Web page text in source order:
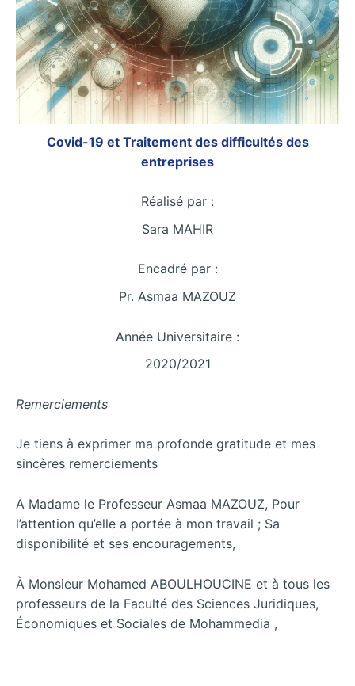
Covid-19 et Traitement des difficultés des
entreprises
Réalisé par :
Sara MAHIR
Encadré par :
Pr. Asmaa MAZOUZ
Année Universitaire :
2020/2021
Remerciements
Je tiens à exprimer ma profonde gratitude et mes
sincères remerciements
A Madame le Professeur Asmaa MAZOUZ, Pour
l’attention qu’elle a portée à mon travail ; Sa
disponibilité et ses encouragements,
À Monsieur Mohamed ABOULHOUCINE et à tous les
professeurs de la Faculté des Sciences Juridiques,
Économiques et Sociales de Mohammedia ,